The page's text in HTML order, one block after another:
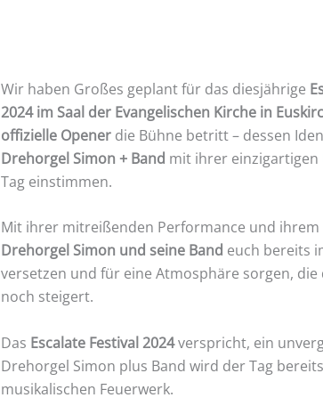
Wir haben Großes geplant für das diesjährige
2024 im Saal der Evangelischen Kirche in
offizielle Opener die Bühne betritt – dessen
Drehorgel Simon + Band mit ihrer einzigartigen
Tag einstimmen.
Mit ihrer mitreißenden Performance und
Drehorgel Simon und seine Band euch bereits
versetzen und für eine Atmosphäre sorgen, die
noch steigert.
Das Escalate Festival 2024verspricht, ein
Drehorgel Simon plus Band wird der Tag
musikalischen Feuerwerk.